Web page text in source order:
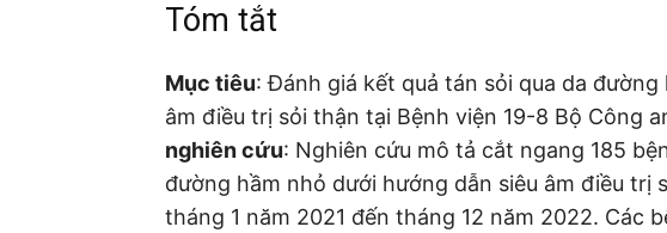
Tóm tắt
Mục tiêu: Đánh giá kết quả tán sỏi qua da
âm điều trị sỏi thận tại Bệnh viện 19-8 Bộ Công
nghiên cứu: Nghiên cứu mô tả cắt ngang 185
đường hầm nhỏ dưới hướng dẫn siêu âm điều trị
tháng 1 năm 2021 đến tháng 12 năm 2022. Các